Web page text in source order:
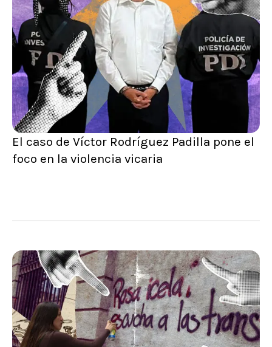
El caso de Víctor Rodríguez Padilla pone el
foco en la violencia vicaria